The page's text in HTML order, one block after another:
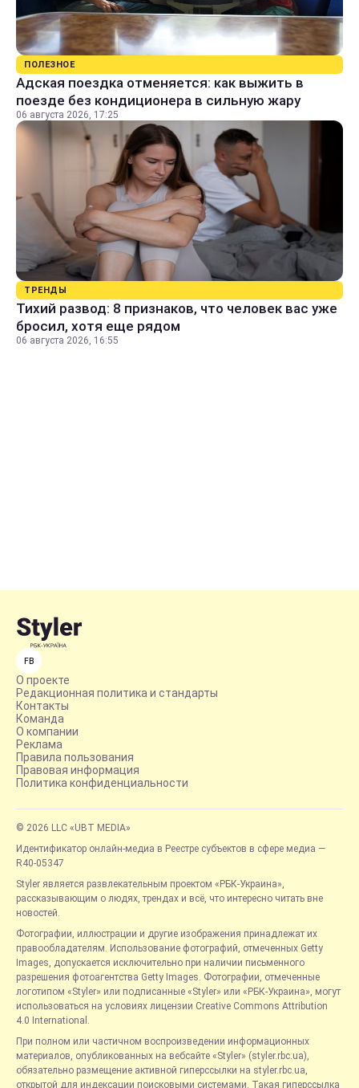
ПОЛЕЗНОЕ
Адская поездка отменяется: как выжить в
поезде без кондиционера в сильную жару
06 августа 2026, 17:25
ТРЕНДЫ
Тихий развод: 8 признаков, что человек вас уже
бросил, хотя еще рядом
06 августа 2026, 16:55
FB
О проекте
Редакционная политика и стандарты
Контакты
Команда
О компании
Реклама
Правила пользования
Правовая информация
Политика конфиденциальности
© 2026 LLC «UBT MEDIA»
Идентификатор онлайн-медиа в Реестре субъектов в сфере медиа —
R40-05347
Styler является развлекательным проектом «РБК-Украина»,
рассказывающим о людях, трендах и всё, что интересно читать вне
новостей.
Фотографии, иллюстрации и другие изображения принадлежат их
правообладателям. Использование фотографий, отмеченных Getty
Images, допускается исключительно при наличии письменного
разрешения фотоагентства Getty Images. Фотографии, отмеченные
логотипом «Styler» или подписанные «Styler» или «РБК-Украина», могут
использоваться на условиях лицензии Creative Commons Attribution
4.0 International.
При полном или частичном воспроизведении информационных
материалов, опубликованных на вебсайте «Styler» (styler.rbc.ua),
обязательно размещение активной гиперссылки на styler.rbc.ua,
открытой для индексации поисковыми системами. Такая гиперссылка